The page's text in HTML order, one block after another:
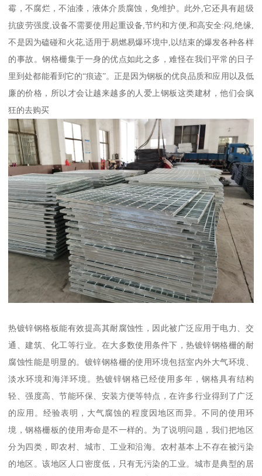
霉，不腐烂，不油漆，液体介质腐蚀，免维护。此外,它还具有超级
抗疲劳强度,设备不需要使用起重设备,节约和方便,和高安全:闷,绝缘,
不是因为磕碰和火花,适用于易燃易爆环境中,以结束的爆发各种各样
的事故。钢格栅集于一身的优点如此之多，难怪在我们平常的日子
里到处都能看到它的“痕迹”。正是因为钢板的优良品质和应用以及低
廉的价格，所以才会让越来越多的人爱上钢板这类建材，他们会疯
狂的去购买
热镀锌钢格板能有效提高其耐腐蚀性，因此被广泛应用于电力、交
通、建筑、化工等行业。在大多数使用条件下，热镀锌钢格栅的耐
腐蚀性能是明显的。镀锌钢格栅的使用环境包括室内外大气环境、
淡水环境和海洋环境。热镀锌钢格已经使用多年，钢格具有结构
轻、强度高、节能环保、安装方便等特点，在许多行业得到了广泛
的应用。经验表明，大气腐蚀的程度因地区而异。不同的使用环
境，钢格栅板的使用寿命是不一样的。为了说明问题，我们把地区
分为四类，即农村、城市、工业和沿海。农村基本上不存在被污染
的地区。该地区人口密度低，只有无污染的工业。城市是典型的居